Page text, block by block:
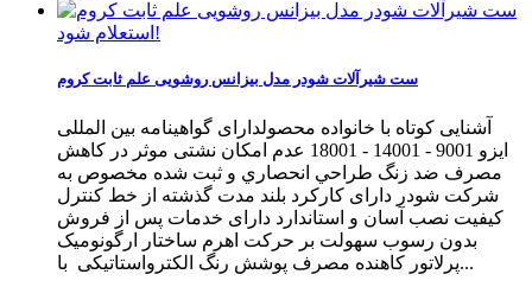
استعلام شود!
ست شیرآلات شودر مدل بیزانس روشویی علم ثابت کروم
آشنایی کوتاه با خانواده محصولدارای گواهینامه بین المللی
ایزو 9001 - 14001 - 18001 عدم امکان نشتی موثر در کاهش
مصرف ضد زنگ طراحي انحصاري و ثبت شده مخصوص به
شرکت شودر دارای کارکرد بلند مدت گذشته از خط كنترل
كيفيت نصب آسان و استاندارد دارای خدمات پس از فروش
بدون رسوب سهولت بر حرکت اهرم ساختار ارگونومیک
پرلاتور کاهنده مصرف پوشش رنگ الکترواستاتیکی با...